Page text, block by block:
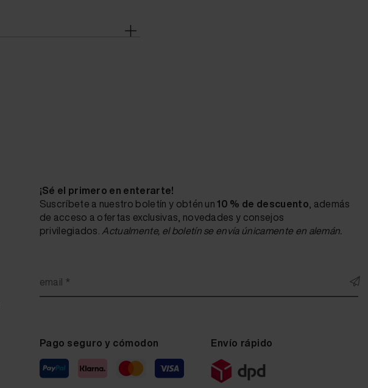
¡Sé el primero en enterarte!
Suscríbete a nuestro boletín y obtén un10 % de descuento, además
de acceso a ofertas exclusivas, novedades y consejos
privilegiados.Actualmente, el boletín se envía únicamente en alemán.
email *
Pago seguro y cómodon Envío rápido